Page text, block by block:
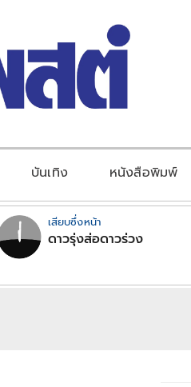
บันเทิง หนังสือพิมพ์
เสียบซึ่งหน้า
ดาวรุ่งส่อดาวร่วง